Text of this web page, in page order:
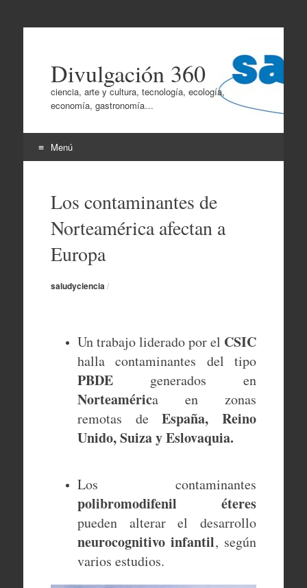
Divulgación 360
ciencia, arte y cultura, tecnología, ecología,
economía, gastronomía…
Menú
contenidoLos contaminantes de
Norteamérica afectan a
Europa
saludyciencia /
Un trabajo liderado por el CSIC
halla contaminantes del tipo
PBDEgenerados en
Norteamérica en zonas
remotas deEspaña, Reino
Unido, Suiza y Eslovaquia.
Los contaminantes
polibromodifenil éteres
pueden alterar el desarrollo
neurocognitivo infantil, según
varios estudios.